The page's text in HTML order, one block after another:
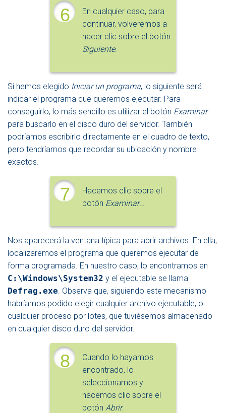
6
En cualquier caso, para
continuar, volveremos a
hacer clic sobre el botón
Siguiente.
Si hemos elegido Iniciar un programa, lo siguiente será
indicar el programa que queremos ejecutar. Para
conseguirlo, lo más sencillo es utilizar el botón Examinar
para buscarlo en el disco duro del servidor. También
podríamos escribirlo directamente en el cuadro de texto,
pero tendríamos que recordar su ubicación y nombre
exactos.
7
Hacemos clic sobre el
botón Examinar…
Nos aparecerá la ventana típica para abrir archivos. En ella,
localizaremos el programa que queremos ejecutar de
forma programada. En nuestro caso, lo encontramos en
C:\Windows\System32 y el ejecutable se llama
Defrag.exe. Observa que, siguiendo este mecanismo
habríamos podido elegir cualquier archivo ejecutable, o
cualquier proceso por lotes, que tuviésemos almacenado
en cualquier disco duro del servidor.
8
Cuando lo hayamos
encontrado, lo
seleccionamos y
hacemos clic sobre el
botón Abrir.